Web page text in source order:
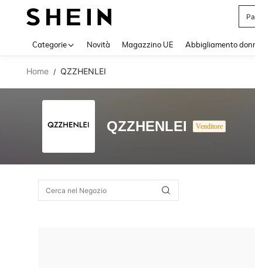
Categorie Novità Magazzino UE Abbigliamento
Home / QZZHENLEI
QZZHENLEI Venditore